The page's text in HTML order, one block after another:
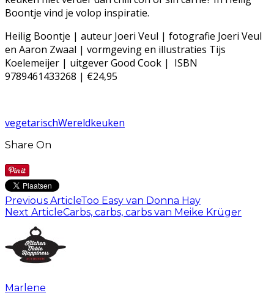
Boontje vind je volop inspiratie.
Heilig Boontje | auteur Joeri Veul | fotografie Joeri Veul
en Aaron Zwaal | vormgeving en illustraties Tijs
Koelemeijer | uitgever Good Cook | ISBN
9789461433268 | €24,95
vegetarischWereldkeuken
Share On
Previous ArticleToo Easy van Donna Hay
Next ArticleCarbs, carbs, carbs van Meike Krüger
Marlene